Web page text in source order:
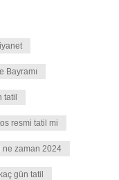
Bayramı
tatil
resmi tatil mi
ne zaman 2024
gün tatil